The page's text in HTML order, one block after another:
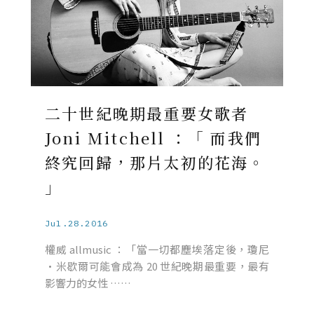
二十世紀晚期最重要女歌者
Joni Mitchell ：「 而我們
終究回歸，那片太初的花海。
」
Jul.28.2016
權威 allmusic ：「當一切都塵埃落定後，瓊尼
·米歇爾可能會成為 20 世紀晚期最重要，最有
影響力的女性 ……